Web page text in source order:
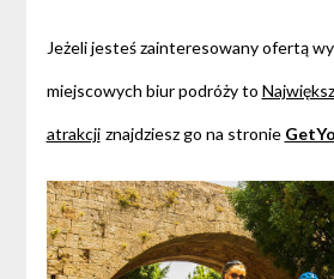
Jeżeli jesteś zainteresowany ofertą
miejscowych biur podróży to
atrakcji znajdziesz go na stronie